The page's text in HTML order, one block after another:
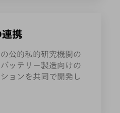
携
公的私的研究機関の
ッテリー製造向けの
ョンを共同で開発し